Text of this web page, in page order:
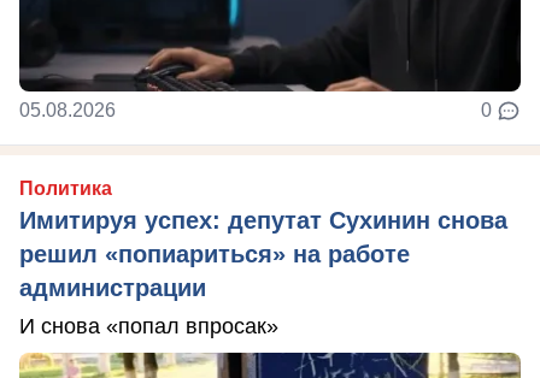
05.08.2026 0
Политика
Имитируя успех: депутат Сухинин снова
решил «попиариться» на работе
администрации
И снова «попал впросак»